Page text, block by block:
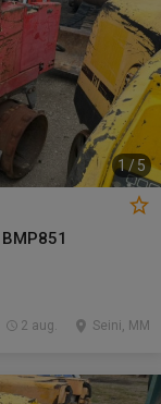
1 / 5
Seini, MM
2 aug.